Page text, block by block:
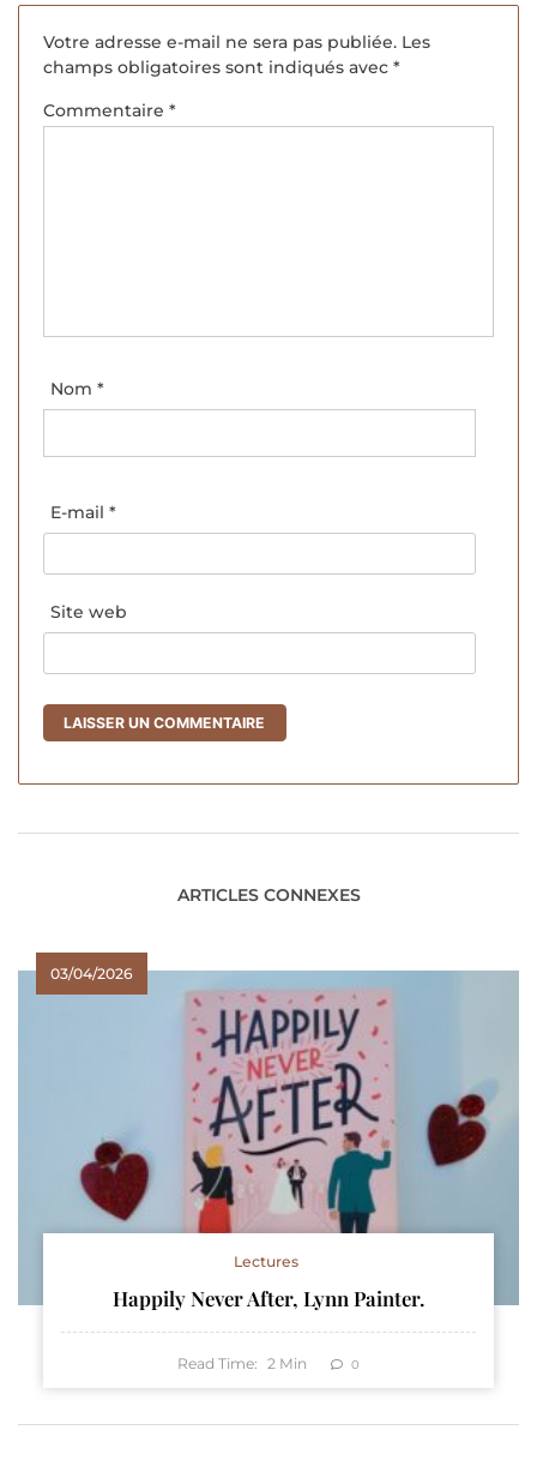
Votre adresse e-mail ne sera pas publiée. Les
champs obligatoires sont indiqués avec *
Commentaire *
Nom *
E-mail *
Site web
ARTICLES CONNEXES
03/04/2026
Lectures
Happily Never After, Lynn Painter.
Read Time: 2 Min 0